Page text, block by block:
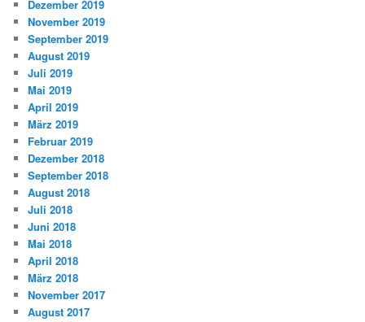
Dezember 2019
November 2019
September 2019
August 2019
Juli 2019
Mai 2019
April 2019
März 2019
Februar 2019
Dezember 2018
September 2018
August 2018
Juli 2018
Juni 2018
Mai 2018
April 2018
März 2018
November 2017
August 2017